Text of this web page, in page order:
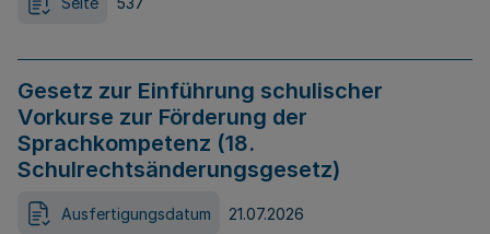
Gesetz zur Einführung schulischer
Vorkurse zur Förderung der
Sprachkompetenz (18.
Schulrechtsänderungsgesetz)
Ausfertigungsdatum 21.07.2026